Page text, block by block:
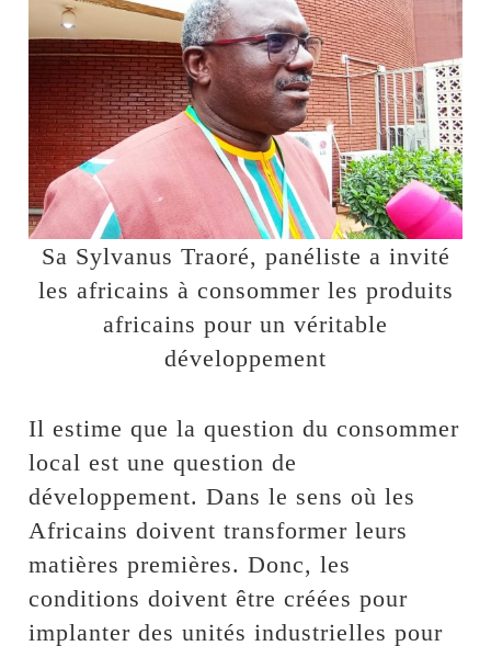
Sa Sylvanus Traoré, panéliste a invité
les africains à consommer les produits
africains pour un véritable
développement
Il estime que la question du consommer
local est une question de
développement. Dans le sens où les
Africains doivent transformer leurs
matières premières. Donc, les
conditions doivent être créées pour
implanter des unités industrielles pour